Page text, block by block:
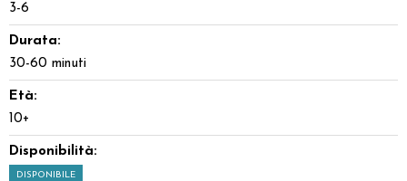
3-6
Durata:
30-60 minuti
Età:
10+
Disponibilità:
DISPONIBILE